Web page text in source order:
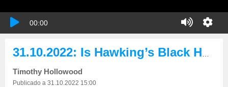
00:00
Timothy Hollowood
Publicado a 31.10.2022 15:00